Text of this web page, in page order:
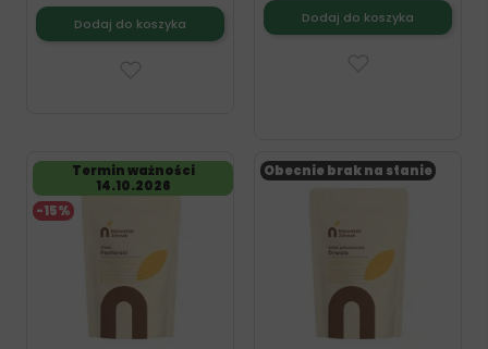
Dodaj do koszyka Dodaj do koszyka
-15%
Termin ważności
14.10.2026
Obecnie brak na stanie